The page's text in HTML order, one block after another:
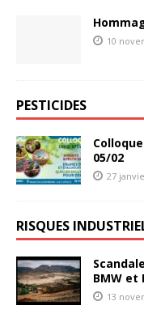
10
PESTICIDES
05/02
27
RISQUES
BMW et
13